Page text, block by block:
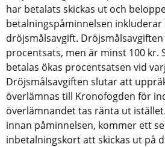
har betalats skickas ut och
betalningspåminnelsen inkluderar
dröjsmålsavgift.
procentsats, men är minst 100 kr.
betalas ökas procentsatsen vid
Dröjsmålsavgiften slutar att
överlämnas till Kronofogden för
överlämnandet tas ränta ut
innan påminnelsen, kommer ett
inbetalningskort att skickas ut på